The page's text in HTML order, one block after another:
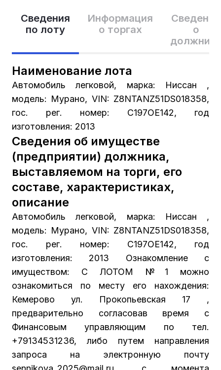
Сведения
по лоту
Информация
о торгах
Сведения
о
Наименование лота
Автомобиль легковой, марка: Ниссан ,
модель: Мурано, VIN: Z8NTANZ51DS018358,
гос. рег. номер: С197ОЕ142, год
изготовления: 2013
Сведения об имуществе
(предприятии) должника,
выставляемом на торги, его
составе, характеристиках,
описание
Автомобиль легковой, марка: Ниссан ,
модель: Мурано, VIN: Z8NTANZ51DS018358,
гос. рег. номер: С197ОЕ142, год
изготовления: 2013 Ознакомление с
имуществом: С ЛОТОМ №1 можно
ознакомиться по месту его нахождения:
Кемерово ул. Прокопьевская 17 ,
предварительно согласовав время с
Финансовым управляющим по тел.
+79134531236, либо путем направления
запроса на электронную почту